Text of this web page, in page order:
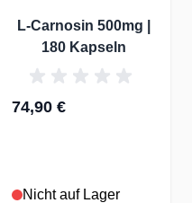
L-Carnosin 500mg |
180 Kapseln
74,90 €
Nicht auf Lager